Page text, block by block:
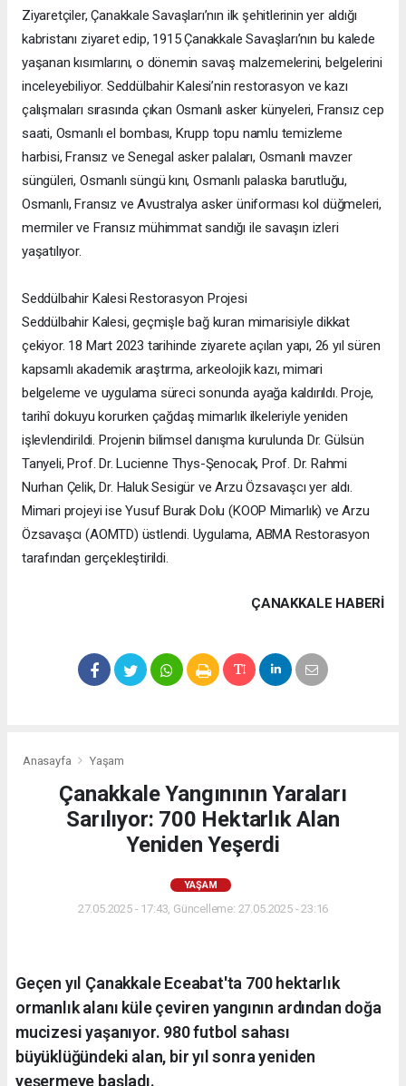
Ziyaretçiler, Çanakkale Savaşları’nın ilk şehitlerinin yer aldığı
kabristanı ziyaret edip, 1915 Çanakkale Savaşları’nın bu kalede
yaşanan kısımlarını, o dönemin savaş malzemelerini, belgelerini
inceleyebiliyor. Seddülbahir Kalesi’nin restorasyon ve kazı
çalışmaları sırasında çıkan Osmanlı asker künyeleri, Fransız cep
saati, Osmanlı el bombası, Krupp topu namlu temizleme
harbisi, Fransız ve Senegal asker palaları, Osmanlı mavzer
süngüleri, Osmanlı süngü kını, Osmanlı palaska barutluğu,
Osmanlı, Fransız ve Avustralya asker üniforması kol düğmeleri,
mermiler ve Fransız mühimmat sandığı ile savaşın izleri
yaşatılıyor.
Seddülbahir Kalesi Restorasyon Projesi
Seddülbahir Kalesi, geçmişle bağ kuran mimarisiyle dikkat
çekiyor. 18 Mart 2023 tarihinde ziyarete açılan yapı, 26 yıl süren
kapsamlı akademik araştırma, arkeolojik kazı, mimari
belgeleme ve uygulama süreci sonunda ayağa kaldırıldı. Proje,
tarihî dokuyu korurken çağdaş mimarlık ilkeleriyle yeniden
işlevlendirildi. Projenin bilimsel danışma kurulunda Dr. Gülsün
Tanyeli, Prof. Dr. Lucienne Thys-Şenocak, Prof. Dr. Rahmi
Nurhan Çelik, Dr. Haluk Sesigür ve Arzu Özsavaşcı yer aldı.
Mimari projeyi ise Yusuf Burak Dolu (KOOP Mimarlık) ve Arzu
Özsavaşcı (AOMTD) üstlendi. Uygulama, ABMA Restorasyon
tarafından gerçekleştirildi.
ÇANAKKALE HABERİ
Anasayfa Yaşam
Çanakkale Yangınının Yaraları
Sarılıyor: 700 Hektarlık Alan
Yeniden Yeşerdi
YAŞAM
27.05.2025 - 17:43, Güncelleme: 27.05.2025 - 23:16
Geçen yıl Çanakkale Eceabat'ta 700 hektarlık
ormanlık alanı küle çeviren yangının ardından doğa
mucizesi yaşanıyor. 980 futbol sahası
büyüklüğündeki alan, bir yıl sonra yeniden
yeşermeye başladı.